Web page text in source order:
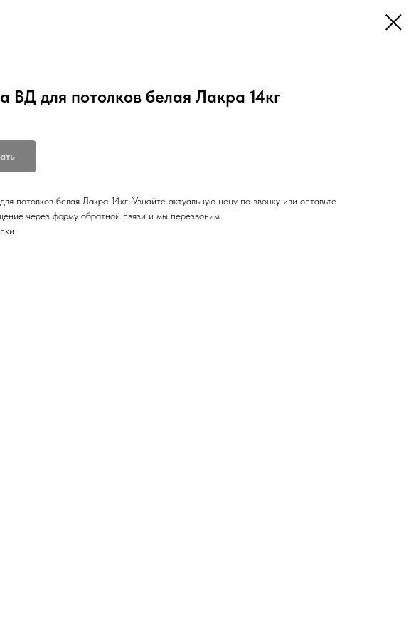
ВД для потолков белая Лакра 14кг
потолков белая Лакра 14кг. Узнайте актуальную цену по звонку или оставьте
через форму обратной связи и мы перезвоним.